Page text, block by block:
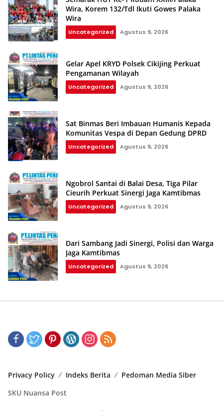
Wira, Korem 132/Tdl Ikuti Gowes Palaka
Wira
Uncategorized Agustus 9, 2026
Gelar Apel KRYD Polsek Cikijing Perkuat
Pengamanan Wilayah
Uncategorized Agustus 9, 2026
Sat Binmas Beri Imbauan Humanis Kepada
Komunitas Vespa di Depan Gedung DPRD
Uncategorized Agustus 9, 2026
Ngobrol Santai di Balai Desa, Tiga Pilar
Cieurih Perkuat Sinergi Jaga Kamtibmas
Uncategorized Agustus 9, 2026
Dari Sambang Jadi Sinergi, Polisi dan Warga
Jaga Kamtibmas
Uncategorized Agustus 9, 2026
Privacy Policy Indeks Berita
Pedoman Media Siber
SKU Nuansa Post